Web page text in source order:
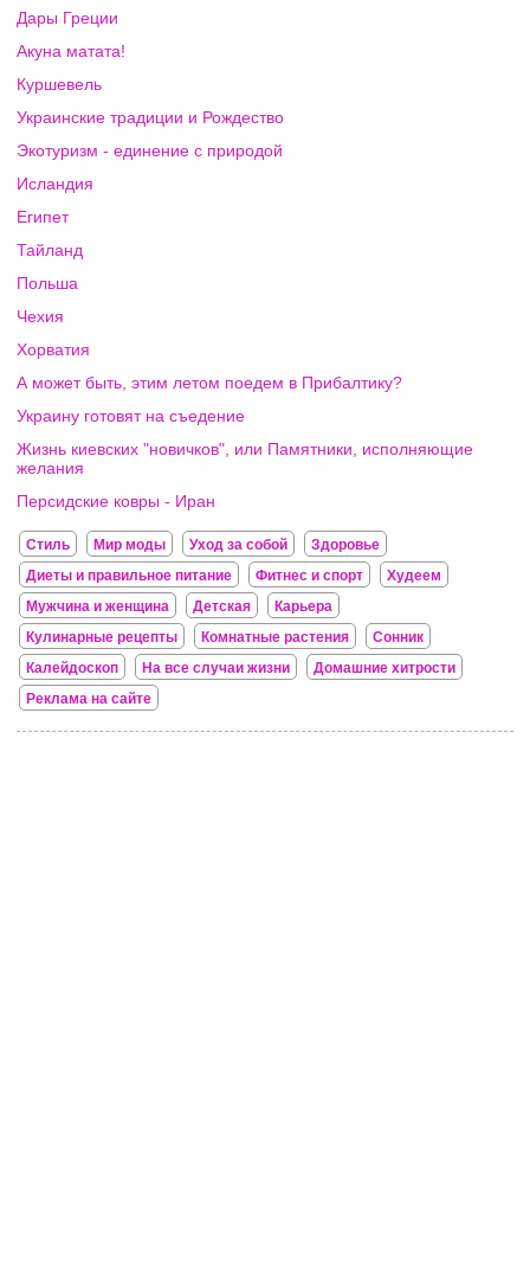
Дары Греции
Акуна матата!
Куршевель
Украинские традиции и Рождество
Экотуризм - единение с природой
Исландия
Египет
Тайланд
Польша
Чехия
Хорватия
А может быть, этим летом поедем в Прибалтику?
Украину готовят на съедение
Жизнь киевских "новичков", или Памятники, исполняющие
желания
Персидские ковры - Иран
Стиль Мир моды Уход за собой
Здоровье
Диеты и правильное питание
Фитнес и спорт
Худеем
Мужчина и женщина
Детская
Карьера
Кулинарные рецепты
Комнатные растения
Сонник
Калейдоскоп
На все случаи жизни
Домашние хитрости
Реклама на сайте